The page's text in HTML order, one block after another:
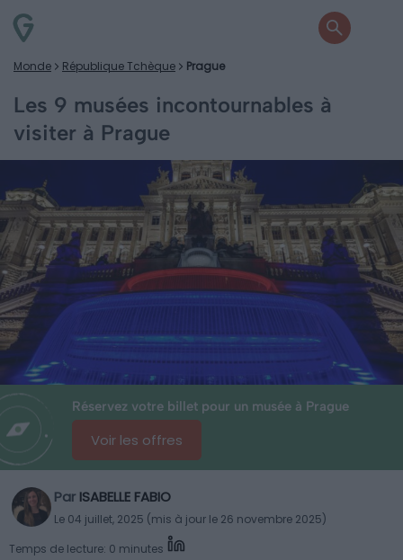
Monde République Tchèque Prague
Les 9 musées incontournables à
visiter à Prague
Réservez votre billet pour un musée à Prague
Voir les offres
Par ISABELLE FABIO
Le 04 juillet, 2025 (mis à jour le 26 novembre 2025)
Temps de lecture: 0 minutes